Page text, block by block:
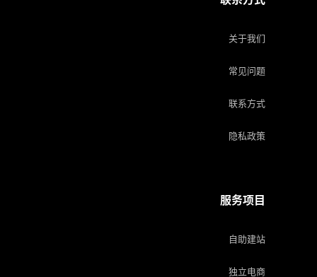
关于我们
常见问题
联系方式
隐私政策
服务项目
自助建站
独立电商